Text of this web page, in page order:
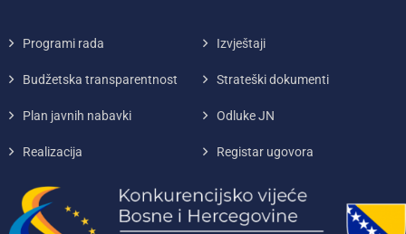
Programi rada Izvještaji
Budžetska transparentnost Strateški dokumenti
Plan javnih nabavki Odluke JN
Realizacija Registar ugovora